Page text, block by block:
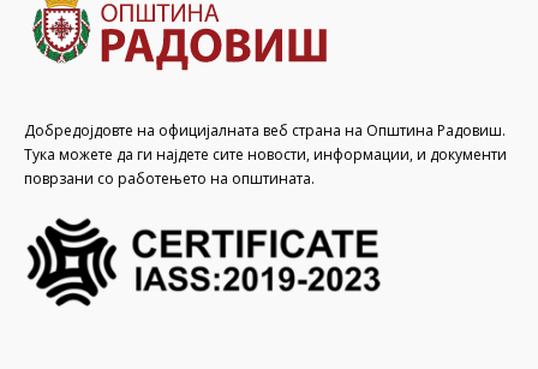
Добредојдовте на официјалната веб страна на Општина Радовиш.
Тука можете да ги најдете сите новости, информации, и документи
поврзани со работењето на општината.